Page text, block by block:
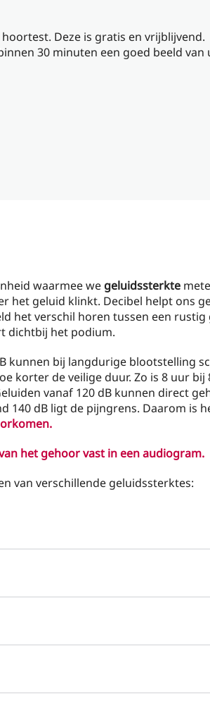
Deze is gratis en vrijblijvend.
30 minuten een goed beeld van
waarmee wegeluidssterkte
het geluid klinkt. Decibel helpt ons
het verschil horen tussen een
dichtbij het podium.
kunnen bij langdurige blootstelling
korter de veilige duur. Zo is 8 uur bij
vanaf 120 dB kunnen direct
140 dB ligt de pijngrens. Daarom is
het gehoor vast in een audiogram.
van verschillende geluidssterktes: